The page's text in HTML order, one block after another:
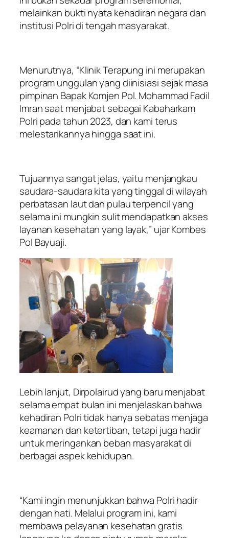
melainkan bukti nyata kehadiran negara dan
institusi Polri di tengah masyarakat.
Menurutnya, “Klinik Terapung ini merupakan
program unggulan yang diinisiasi sejak masa
pimpinan Bapak Komjen Pol. Mohammad Fadil
Imran saat menjabat sebagai Kabaharkam
Polri pada tahun 2023, dan kami terus
melestarikannya hingga saat ini.
Tujuannya sangat jelas, yaitu menjangkau
saudara-saudara kita yang tinggal di wilayah
perbatasan laut dan pulau terpencil yang
selama ini mungkin sulit mendapatkan akses
layanan kesehatan yang layak,” ujar Kombes
Pol Bayuaji.
Lebih lanjut, Dirpolairud yang baru menjabat
selama empat bulan ini menjelaskan bahwa
kehadiran Polri tidak hanya sebatas menjaga
keamanan dan ketertiban, tetapi juga hadir
untuk meringankan beban masyarakat di
berbagai aspek kehidupan.
“Kami ingin menunjukkan bahwa Polri hadir
dengan hati. Melalui program ini, kami
membawa pelayanan kesehatan gratis